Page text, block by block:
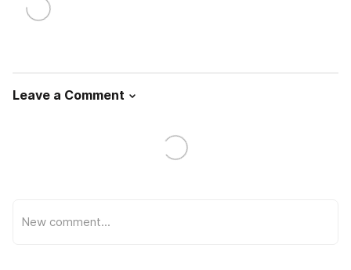
Leave a Comment